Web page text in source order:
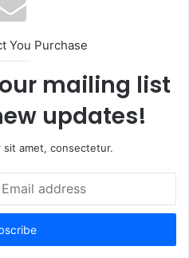
i
e
You Purchase
mailing list
updates!
sit amet, consectetur.